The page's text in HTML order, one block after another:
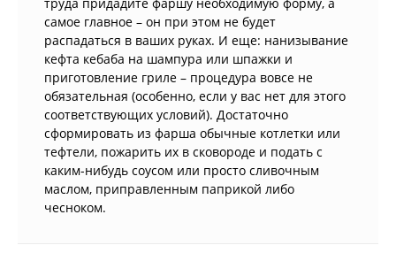
самое главное – он при этом не будет
распадаться в ваших руках. И еще: нанизывание
кефта кебаба на шампура или шпажки и
приготовление гриле – процедура вовсе не
обязательная (особенно, если у вас нет для этого
соответствующих условий). Достаточно
сформировать из фарша обычные котлетки или
тефтели, пожарить их в сковороде и подать с
каким-нибудь соусом или просто сливочным
маслом, приправленным паприкой либо
чесноком.